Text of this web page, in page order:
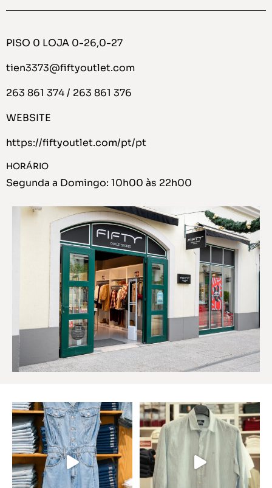
PISO 0 LOJA 0-26,0-27
tien3373@fiftyoutlet.com
263 861 374/ 263 861 376
WEBSITE
https://fiftyoutlet.com/pt/pt
HORÁRIO
Segunda a Domingo: 10h00 às 22h00